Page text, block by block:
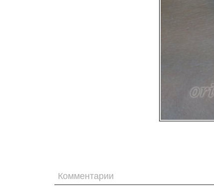
Комментарии